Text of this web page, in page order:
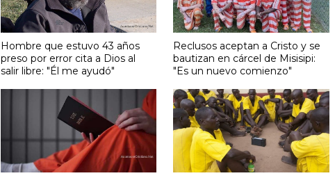
Hombre que estuvo 43 años
preso por error cita a Dios al
salir libre: "Él me ayudó"
Reclusos aceptan a Cristo y se
bautizan en cárcel de Misisipi:
"Es un nuevo comienzo"